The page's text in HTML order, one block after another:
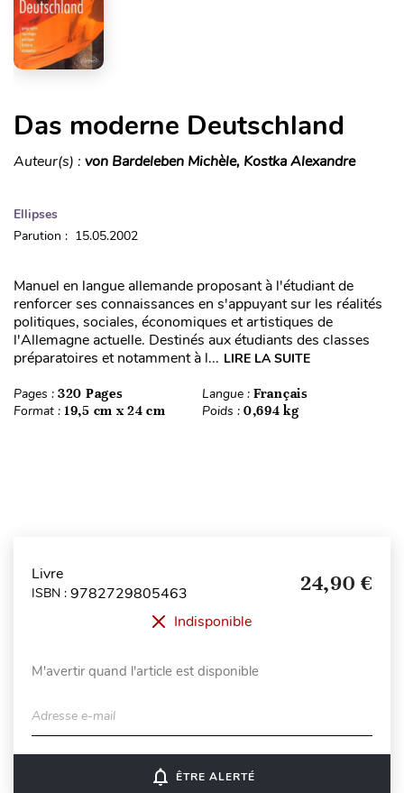
Das moderne Deutschland
Auteur(s) : von Bardeleben Michèle, Kostka Alexandre
Ellipses
Parution : 15.05.2002
Manuel en langue allemande proposant à l'étudiant de
renforcer ses connaissances en s'appuyant sur les réalités
politiques, sociales, économiques et artistiques de
l'Allemagne actuelle. Destinés aux étudiants des classes
préparatoires et notamment à l... LIRE LA SUITE
Pages : 320 Pages Langue : Français
Format : 19,5 cm x 24 cm Poids : 0,694 kg
Livre
ISBN : 9782729805463 24,90 €
Indisponible
M'avertir quand l'article est disponible
Adresse e-mail
notifications_none ÊTRE ALERTÉ